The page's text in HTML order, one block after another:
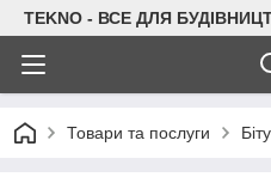
TEKNO - ВСЕ ДЛЯ
Товари та послуги